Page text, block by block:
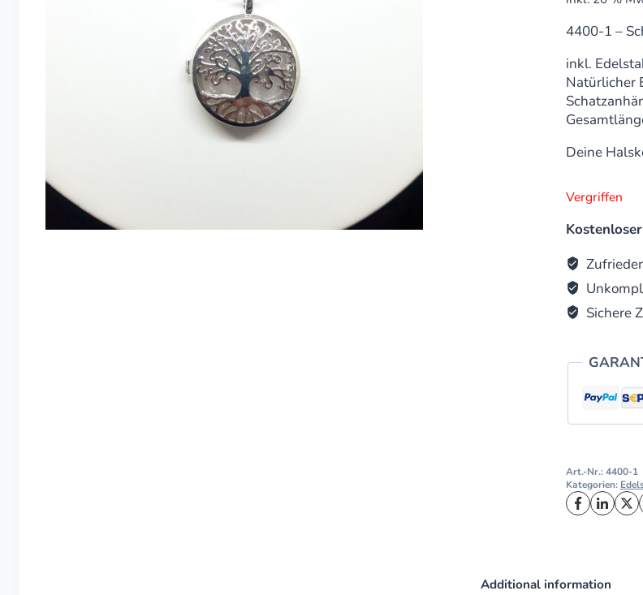
4400-1 –
inkl.
Natürlicher
Deine
Vergriffen
Sichere
Art.-Nr.:4400-1
Kategorien:
Additional information